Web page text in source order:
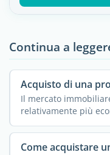
Continua a
Acquisto di una
Il mercato
relativamente più
Come acquistare